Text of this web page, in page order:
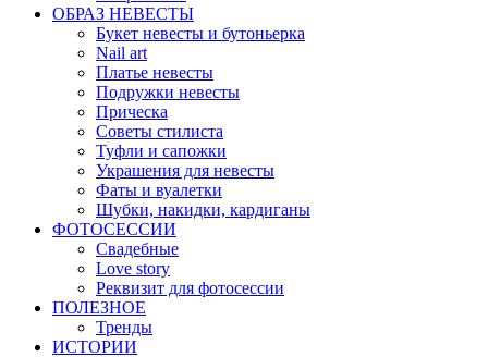
ОБРАЗ НЕВЕСТЫ
Букет невесты и бутоньерка
Nail art
Платье невесты
Подружки невесты
Прическа
Советы стилиста
Туфли и сапожки
Украшения для невесты
Фаты и вуалетки
Шубки, накидки, кардиганы
ФОТОСЕССИИ
Свадебные
Love story
Реквизит для фотосессии
ПОЛЕЗНОЕ
Тренды
ИСТОРИИ